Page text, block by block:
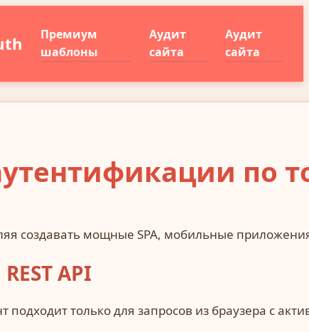
Премиум
шаблоны
Аудит
сайта
Аудит
сайта
по
создавать мощные SPA, мобильные
API
только для запросов из браузера с